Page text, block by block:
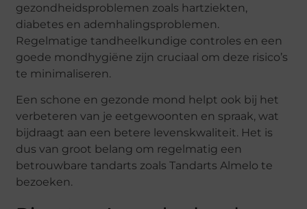
gezondheidsproblemen zoals hartziekten,
diabetes en ademhalingsproblemen.
Regelmatige tandheelkundige controles en een
goede mondhygiëne zijn cruciaal om deze risico’s
te minimaliseren.
Een schone en gezonde mond helpt ook bij het
verbeteren van je eetgewoonten en spraak, wat
bijdraagt aan een betere levenskwaliteit. Het is
dus van groot belang om regelmatig een
betrouwbare tandarts zoals Tandarts Almelo te
bezoeken.